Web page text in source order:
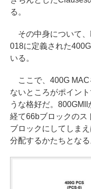
る。
その中身について、
018に定義された
いる。
ここで、400G MAC
ないところがポイン
うな格好だ。
経て66bブロックのス
ブロックにしてしま
分配するかたちとなる